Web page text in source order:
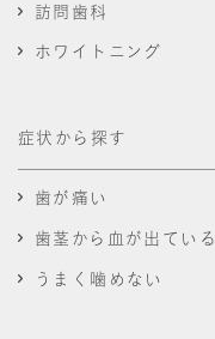
訪問歯科
ホワイトニング
症状から探す
歯が痛い
歯茎から血が出ている
うまく噛めない